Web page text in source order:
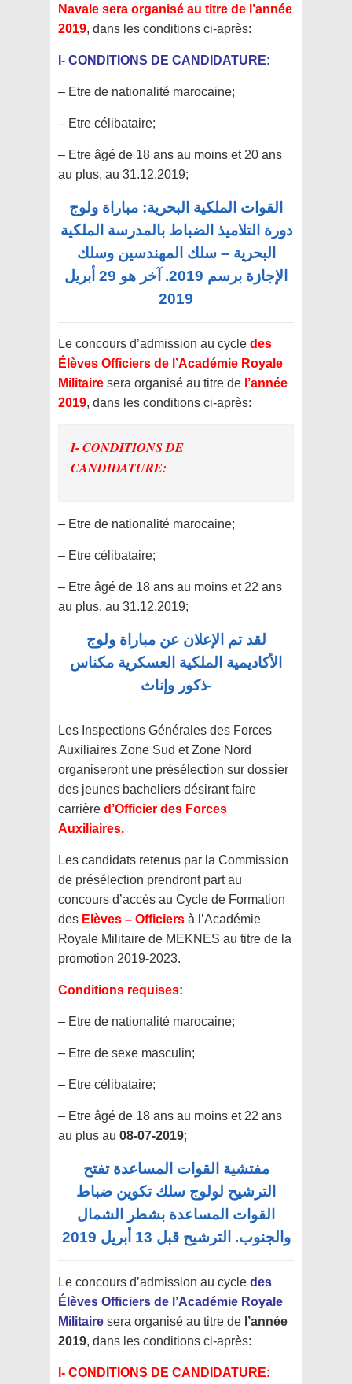
Navale sera organisé au titre de l’année
2019, dans les conditions ci-après:
I- CONDITIONS DE CANDIDATURE:
– Etre de nationalité marocaine;
– Etre célibataire;
– Etre âgé de 18 ans au moins et 20 ans
au plus, au 31.12.2019;
القوات الملكية البحرية: مباراة ولوج
دورة التلاميذ الضباط بالمدرسة الملكية
البحرية – سلك المهندسين وسلك
الإجازة برسم 2019. آخر هو 29 أبريل
2019
Le concours d’admission au cycle des
Élèves Officiers de l’Académie Royale
Militaire sera organisé au titre de l’année
2019, dans les conditions ci-après:
I- CONDITIONS DE
CANDIDATURE:
– Etre de nationalité marocaine;
– Etre célibataire;
– Etre âgé de 18 ans au moins et 22 ans
au plus, au 31.12.2019;
لقد تم الإعلان عن مباراة ولوج
الأكاديمية الملكية العسكرية مكناس
-ذكور وإناث
Les Inspections Générales des Forces
Auxiliaires Zone Sud et Zone Nord
organiseront une présélection sur dossier
des jeunes bacheliers désirant faire
carrière d’Officier des Forces
Auxiliaires.
Les candidats retenus par la Commission
de présélection prendront part au
concours d’accès au Cycle de Formation
des Elèves – Officiers à l’Académie
Royale Militaire de MEKNES au titre de la
promotion 2019-2023.
Conditions requises:
– Etre de nationalité marocaine;
– Etre de sexe masculin;
– Etre célibataire;
– Etre âgé de 18 ans au moins et 22 ans
au plus au 08-07-2019;
مفتشية القوات المساعدة تفتح
الترشيح لولوج سلك تكوين ضباط
القوات المساعدة بشطر الشمال
والجنوب. الترشيح قبل 13 أبريل 2019
Le concours d’admission au cycle des
Élèves Officiers de l’Académie Royale
Militaire sera organisé au titre de l’année
2019, dans les conditions ci-après:
I- CONDITIONS DE CANDIDATURE: